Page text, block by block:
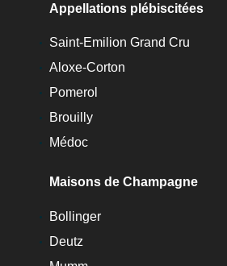
Appellations plébiscitées
Saint-Emilion Grand Cru
Aloxe-Corton
Pomerol
Brouilly
Médoc
Maisons de Champagne
Bollinger
Deutz